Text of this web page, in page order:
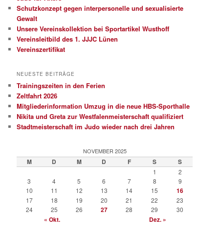
Schutzkonzept gegen interpersonelle und sexualisierte
Gewalt
Unsere Vereinskollektion bei Sportartikel Wusthoff
Vereinsleitbild des 1. JJJC Lünen
Vereinszertifikat
NEUESTE BEITRÄGE
Trainingszeiten in den Ferien
Zeltfahrt 2026
Mitgliederinformation Umzug in die neue HBS-Sporthalle
Nikita und Greta zur Westfalenmeisterschaft qualifiziert
Stadtmeisterschaft im Judo wieder nach drei Jahren
NOVEMBER 2025
M D M D F S S
1
2
3
4 5 6 7 8
9
10
11 12 13 14 15 16
17 18 19 20 21 22
23
24
25 26 27 28 29 30
« Okt. Dez. »